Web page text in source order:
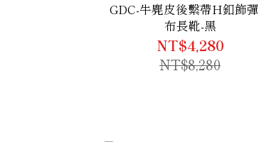
GDC-牛麂皮後繫帶H釦飾
布長靴-黑
NT$4,280
NT$8,280